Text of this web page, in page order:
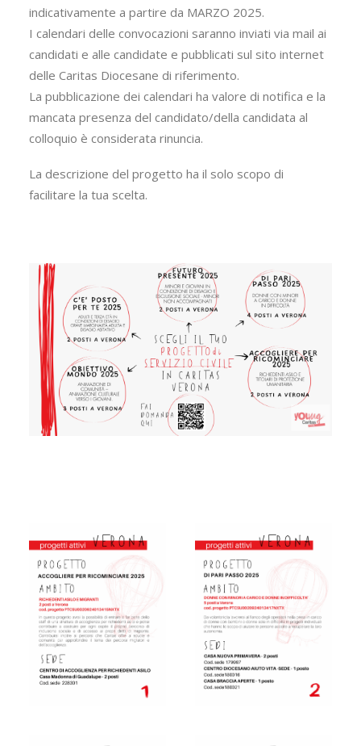
indicativamente a partire da MARZO 2025.
I calendari delle convocazioni saranno inviati via mail ai
candidati e alle candidate e pubblicati sul sito internet
delle Caritas Diocesane di riferimento.
La pubblicazione dei calendari ha valore di notifica e la
mancata presenza del candidato/della candidata al
colloquio è considerata rinuncia.
La descrizione del progetto ha il solo scopo di
facilitare la tua scelta.